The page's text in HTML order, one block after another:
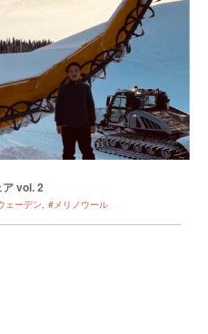
vol. 2
ェーデン #メリノウール